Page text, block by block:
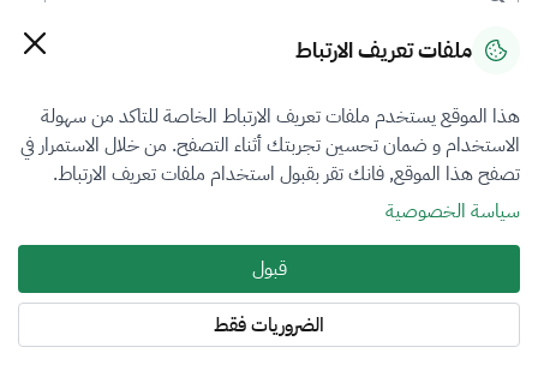
رقم الترخيص
التصنيف
VFR5
فرع التقييم
المعادن الثمينة والاحجار الكريمة
ملفات تعريف الارتباط
هذا الموقع يستخدم ملفات تعريف الارتباط الخاصة للتاكد من سهولة
الاستخدام و ضمان تحسين تجربتك أثناء التصفح. من خلال الاستمرار في
تصفح هذا الموقع, فانك تقر بقبول استخدام ملفات تعريف الارتباط.
سياسة الخصوصية
قبول
الضروريات فقط